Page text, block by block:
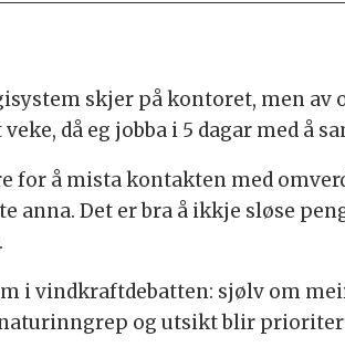
skjer på kontoret, men av
då eg jobba i 5 dagar med å
for å mista kontakten med
anna. Det er bra å ikkje sløse
i vindkraftdebatten: sjølv om
og utsikt blir